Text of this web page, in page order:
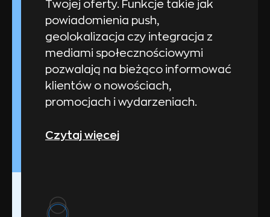
Twojej oferty. Funkcje takie jak
powiadomienia push,
geolokalizacja czy integracja z
mediami społecznościowymi
pozwalają na bieżąco informować
klientów o nowościach,
promocjach i wydarzeniach.
Czytaj więcej